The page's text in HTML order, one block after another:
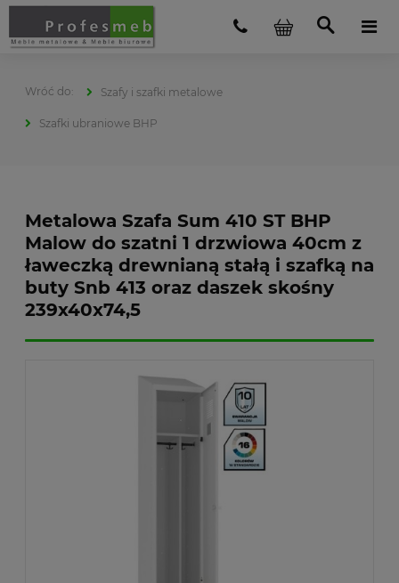
Szafy i szafki metalowe
Szafki ubraniowe BHP
Metalowa Szafa Sum 410 ST BHP
Malow do szatni 1 drzwiowa 40cm z
ławeczką drewnianą stałą i szafką na
buty Snb 413 oraz daszek skośny
239x40x74,5